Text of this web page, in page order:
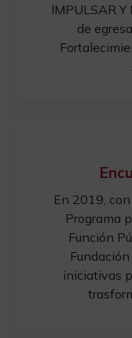
IMPULSAR Y
de
En 2019,
Programa
Función
iniciativas